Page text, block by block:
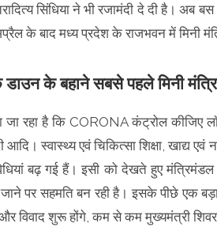
सिंधिया ने भी रजामंदी दे दी है।
के बाद मध्य प्रदेश के राजभवन में मिनी
के बहाने सबसे पहले मिनी
जा रहा है कि CORONA कंट्रोल
आदि। स्वास्थ्य एवं चिकित्सा शिक्षा, खाद्य
बढ़ गई हैं। इसी को देखते हुए
जाने पर सहमति बन रही है। इसके पीछे एक
विवाद शुरू होंगे, कम से कम मुख्यमंत्री